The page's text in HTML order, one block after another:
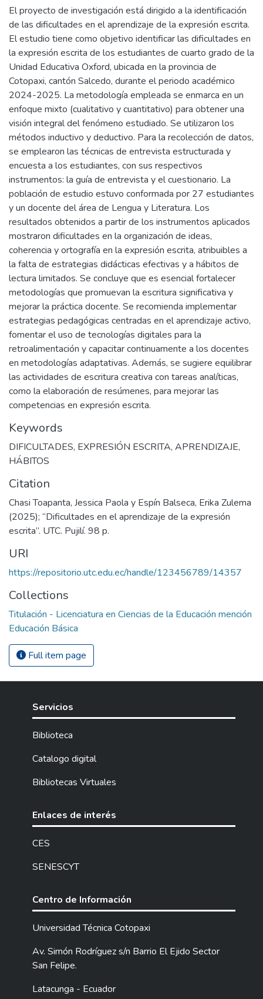
El proyecto de investigación está dirigido a la identificación
de las dificultades en el aprendizaje de la expresión escrita.
El estudio tiene como objetivo identificar las dificultades en
la expresión escrita de los estudiantes de cuarto grado de la
Unidad Educativa Oxford, ubicada en la provincia de
Cotopaxi, cantón Salcedo, durante el periodo académico
2024-2025. La metodología empleada se enmarca en un
enfoque mixto (cualitativo y cuantitativo) para obtener una
visión integral del fenómeno estudiado. Se utilizaron los
métodos inductivo y deductivo. Para la recolección de datos,
se emplearon las técnicas de entrevista estructurada y
encuesta a los estudiantes, con sus respectivos
instrumentos: la guía de entrevista y el cuestionario. La
población de estudio estuvo conformada por 27 estudiantes
y un docente del área de Lengua y Literatura. Los
resultados obtenidos a partir de los instrumentos aplicados
mostraron dificultades en la organización de ideas,
coherencia y ortografía en la expresión escrita, atribuibles a
la falta de estrategias didácticas efectivas y a hábitos de
lectura limitados. Se concluye que es esencial fortalecer
metodologías que promuevan la escritura significativa y
mejorar la práctica docente. Se recomienda implementar
estrategias pedagógicas centradas en el aprendizaje activo,
fomentar el uso de tecnologías digitales para la
retroalimentación y capacitar continuamente a los docentes
en metodologías adaptativas. Además, se sugiere equilibrar
las actividades de escritura creativa con tareas analíticas,
como la elaboración de resúmenes, para mejorar las
competencias en expresión escrita.
Keywords
DIFICULTADES, EXPRESIÓN ESCRITA, APRENDIZAJE,
HÁBITOS
Citation
Chasi Toapanta, Jessica Paola y Espín Balseca, Erika Zulema
(2025); “Dificultades en el aprendizaje de la expresión
escrita”. UTC. Pujilí. 98 p.
URI
https://repositorio.utc.edu.ec/handle/123456789/14357
Collections
Titulación - Licenciatura en Ciencias de la Educación mención
Educación Básica
Full item page
Servicios
Biblioteca
Catalogo digital
Bibliotecas Virtuales
Enlaces de interés
CES
SENESCYT
Centro de Información
Universidad Técnica Cotopaxi
Av. Simón Rodríguez s/n Barrio El Ejido Sector
San Felipe.
Latacunga - Ecuador